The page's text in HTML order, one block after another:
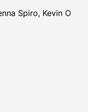
Spiro, Kevin O